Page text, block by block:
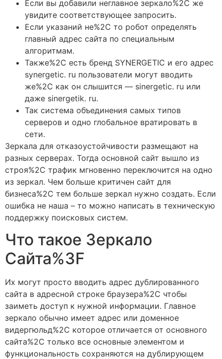
Если вы добавили неглавное зеркало%2C же
увидите соответствующее запросить.
Если указаний не%2C то робот определять
главный адрес сайта по специальным
алгоритмам.
Также%2C есть бренд SYNERGETIC и его адрес
synergetic. ru пользователи могут вводить
же%2C как он слышится — sinergetic. ru или
даже sinergetik. ru.
Так система объединения самых типов
серверов и одно глобальное вратировать в
сети.
Зеркала для отказоустойчивости размещают на
разных серверах. Тогда основной сайт вышло из
строя%2C трафик мгновенно переключится на одно
из зеркал. Чем больше критичен сайт для
бизнеса%2C тем больше зеркал нужно создать. Если
ошибка не наша – то можно написать в техническую
поддержку поисковых систем.
Что такое Зеркало
Сайта%3F
Их могут просто вводить адрес дублированного
сайта в адресной строке браузера%2C чтобы
заиметь доступ к нужной информации. Главное
зеркало обычно имеет адрес или доменное
видергюльд%2C которое отличается от основного
сайта%2C только все основные элементом и
функциональность сохраняются на дублирующем